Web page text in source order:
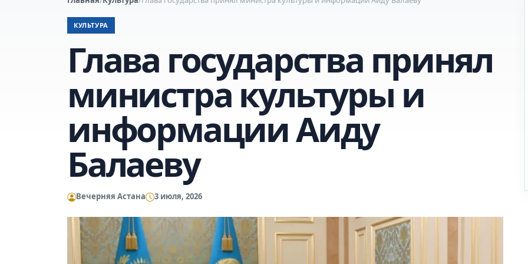
КУЛЬТУРА
Глава государства принял
министра культуры и
информации Аиду
Балаеву
Вечерняя Астана 3 июля, 2026